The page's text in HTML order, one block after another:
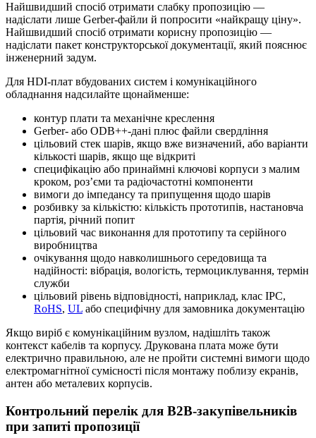
Найшвидший спосіб отримати слабку пропозицію —
надіслати лише Gerber-файли й попросити «найкращу ціну».
Найшвидший спосіб отримати корисну пропозицію —
надіслати пакет конструкторської документації, який пояснює
інженерний задум.
Для HDI-плат вбудованих систем і комунікаційного
обладнання надсилайте щонайменше:
контур плати та механічне креслення
Gerber- або ODB++-дані плюс файли свердління
цільовий стек шарів, якщо вже визначений, або варіанти
кількості шарів, якщо ще відкриті
специфікацію або принаймні ключові корпуси з малим
кроком, роз’єми та радіочастотні компоненти
вимоги до імпедансу та припущення щодо шарів
розбивку за кількістю: кількість прототипів, настановча
партія, річний попит
цільовий час виконання для прототипу та серійного
виробництва
очікування щодо навколишнього середовища та
надійності: вібрація, вологість, термоциклування, термін
служби
цільовий рівень відповідності, наприклад, клас IPC,
RoHS, UL або специфічну для замовника документацію
Якщо виріб є комунікаційним вузлом, надішліть також
контекст кабелів та корпусу. Друкована плата може бути
електрично правильною, але не пройти системні вимоги щодо
електромагнітної сумісності після монтажу поблизу екранів,
антен або металевих корпусів.
Контрольний перелік для B2B-закупівельників
при запиті пропозиції